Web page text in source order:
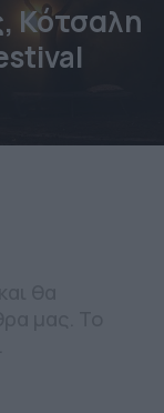
Κότσαλη